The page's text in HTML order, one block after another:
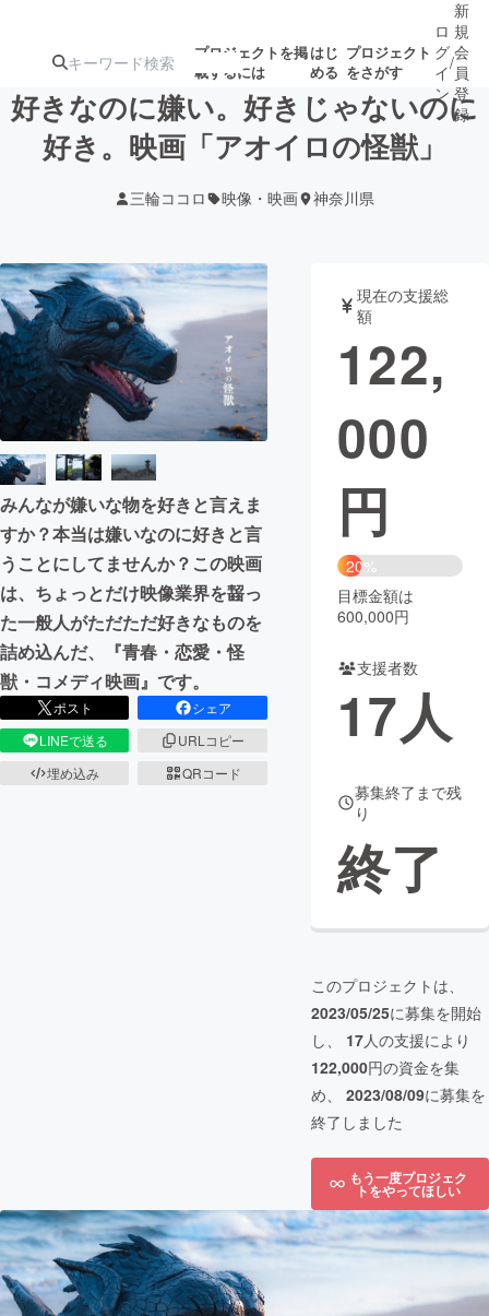
プロジェクトを掲
載するには
はじ
める
プロジェクト
をさがす
注目のリ
ターン
注目の新着プロ
ジェクト
募集終了が近いプ
ロジェクト
アート・写真 音楽
テクノロジー・ガジェット ゲーム・サ
映像・映画
ビジネス・起業
まちづくり・地域活性化
CAMPFIRE for Social Good
CAMPFIRE Creation
CAMPFIREふるさと納税machi-ya コミュニティ
ロ
グ
イ
ン
/
新
規
会
員
登
録
好きなのに嫌い。好きじゃないのに
好き。映画「アオイロの怪獣」
三輪ココロ 映像・映画 神奈川県
みんなが嫌いな物を好きと言えま
すか？本当は嫌いなのに好きと言
うことにしてませんか？この映画
は、ちょっとだけ映像業界を齧っ
た一般人がただただ好きなものを
詰め込んだ、『青春・恋愛・怪
獣・コメディ映画』です。
ポスト
シェア
LINEで送る
URLコピー
埋め込み
QRコード
現在の支援総
額
122,
000
円
20%
目標金額は
600,000円
支援者数
17人
募集終了まで残
り
終了
このプロジェクトは、
2023/05/25に募集を開始
し、 17人の支援により
122,000円の資金を集
め、 2023/08/09に募集を
終了しました
もう一度プロジェク
トをやってほしい